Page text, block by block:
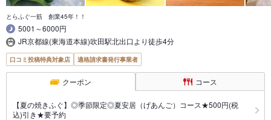
とらふぐ一筋 創業45年！！
5001～6000円
JR京都線(東海道本線)吹田駅北出口より徒歩4分
口コミ投稿特典対象店 適格請求書発行事業者
クーポン コース
【夏の焼きふぐ】◎季節限定◎夏安居（げあんご）コース★500円(税
込)引き★要予約